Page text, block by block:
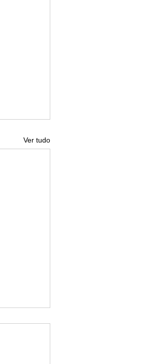
Ver tudo